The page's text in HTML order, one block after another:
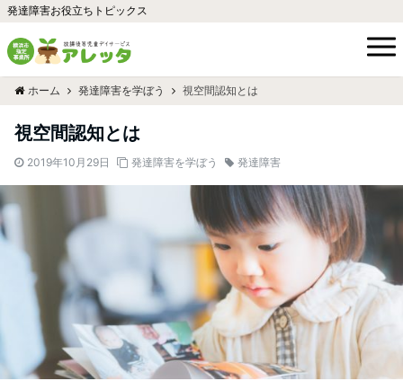
発達障害お役立ちトピックス
ホーム 発達障害を学ぼう 視空間認知とは
視空間認知とは
2019年10月29日 発達障害を学ぼう 発達障害